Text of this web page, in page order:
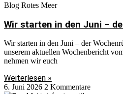
Blog Rotes Meer
Wir starten in den Juni –
Wir starten in den Juni – der
unserem aktuellen Wochenbericht
nehmen wir euch
Weiterlesen »
6. Juni 2026 2 Kommentare